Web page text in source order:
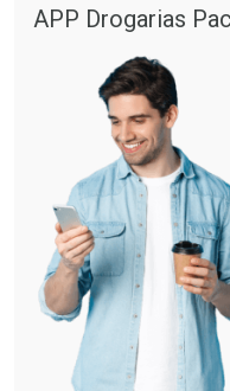
Comprar sem
Por R$ 10,39/cada
APP Drogarias